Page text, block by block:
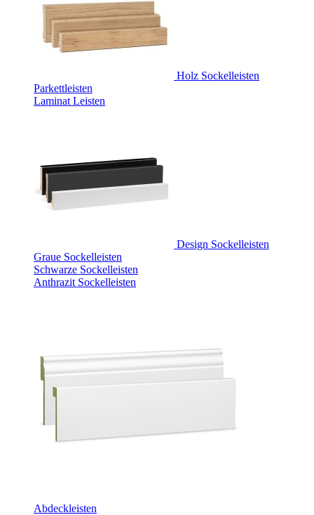
Holz Sockelleisten
Parkettleisten
Laminat Leisten
Design Sockelleisten
Graue Sockelleisten
Schwarze Sockelleisten
Anthrazit Sockelleisten
Abdeckleisten